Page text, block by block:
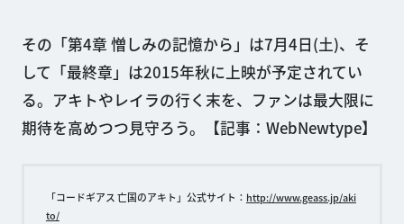
その「第4章 憎しみの記憶から」は7月4日(土)、そ
して「最終章」は2015年秋に上映が予定されてい
る。アキトやレイラの行く末を、ファンは最大限に
期待を高めつつ見守ろう。【記事：WebNewtype】
「コードギアス 亡国のアキト」公式サイト： http://www.geass.jp/aki
to/